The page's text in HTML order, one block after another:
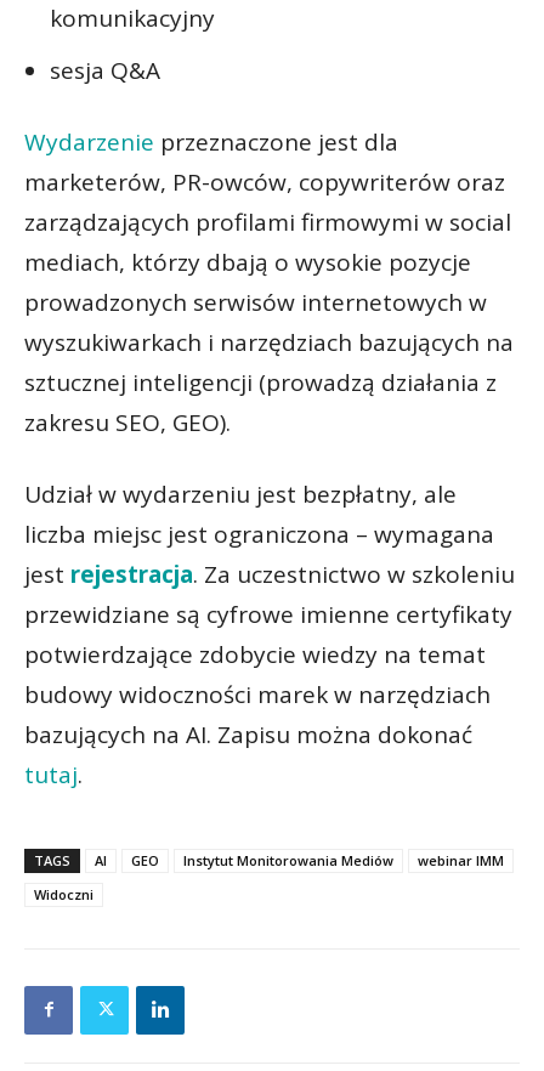
komunikacyjny
sesja Q&A
Wydarzenie przeznaczone jest dla
marketerów, PR-owców, copywriterów oraz
zarządzających profilami firmowymi w social
mediach, którzy dbają o wysokie pozycje
prowadzonych serwisów internetowych w
wyszukiwarkach i narzędziach bazujących na
sztucznej inteligencji (prowadzą działania z
zakresu SEO, GEO).
Udział w wydarzeniu jest bezpłatny, ale
liczba miejsc jest ograniczona – wymagana
jest rejestracja. Za uczestnictwo w szkoleniu
przewidziane są cyfrowe imienne certyfikaty
potwierdzające zdobycie wiedzy na temat
budowy widoczności marek w narzędziach
bazujących na AI. Zapisu można dokonać
tutaj.
TAGS AI GEO Instytut Monitorowania Mediów
webinar IMM
Widoczni